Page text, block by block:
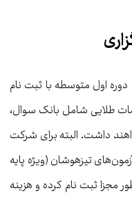
دانش آموزان دوره اول متوسطه با ثبت نام
طلایی شامل بانک سوال،
داشت. البته برای شرکت
تیزهوشان (ویژه پایه
مجزا ثبت نام کرده و هزینه